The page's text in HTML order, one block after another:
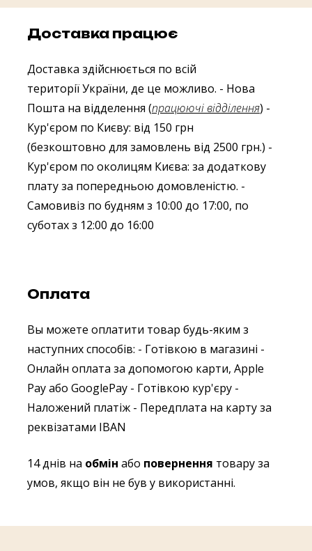
Доставка працює
Доставка здійснюється по всій
території України, де це можливо. - Нова
Пошта на відделення (працюючі відділення) -
Кур'єром по Києву: від 150 грн
(безкоштовно для замовлень від 2500 грн.) -
Кур'єром по околицям Києва: за додаткову
плату за попередньою домовленістю. -
Самовивіз по будням з 10:00 до 17:00, по
суботах з 12:00 до 16:00
Оплата
Вы можете оплатити товар будь-яким з
наступних способів: - Готівкою в магазині -
Онлайн оплата за допомогою карти, Apple
Pay або GooglePay - Готівкою кур'єру -
Наложений платіж - Передплата на карту за
реквізатами IBAN
14 днів на обмін або повернення товару за
умов, якщо він не був у використанні.